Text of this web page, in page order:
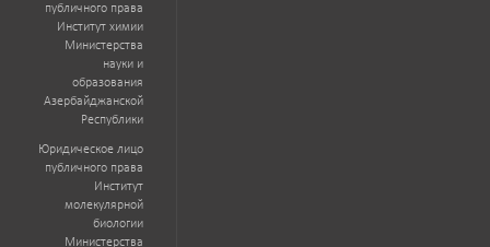
публичного права
Институт химии
Министерства
науки и
образования
Азербайджанской
Республики
Юридическое лицо
публичного права
Институт
молекулярной
биологии
Министерства